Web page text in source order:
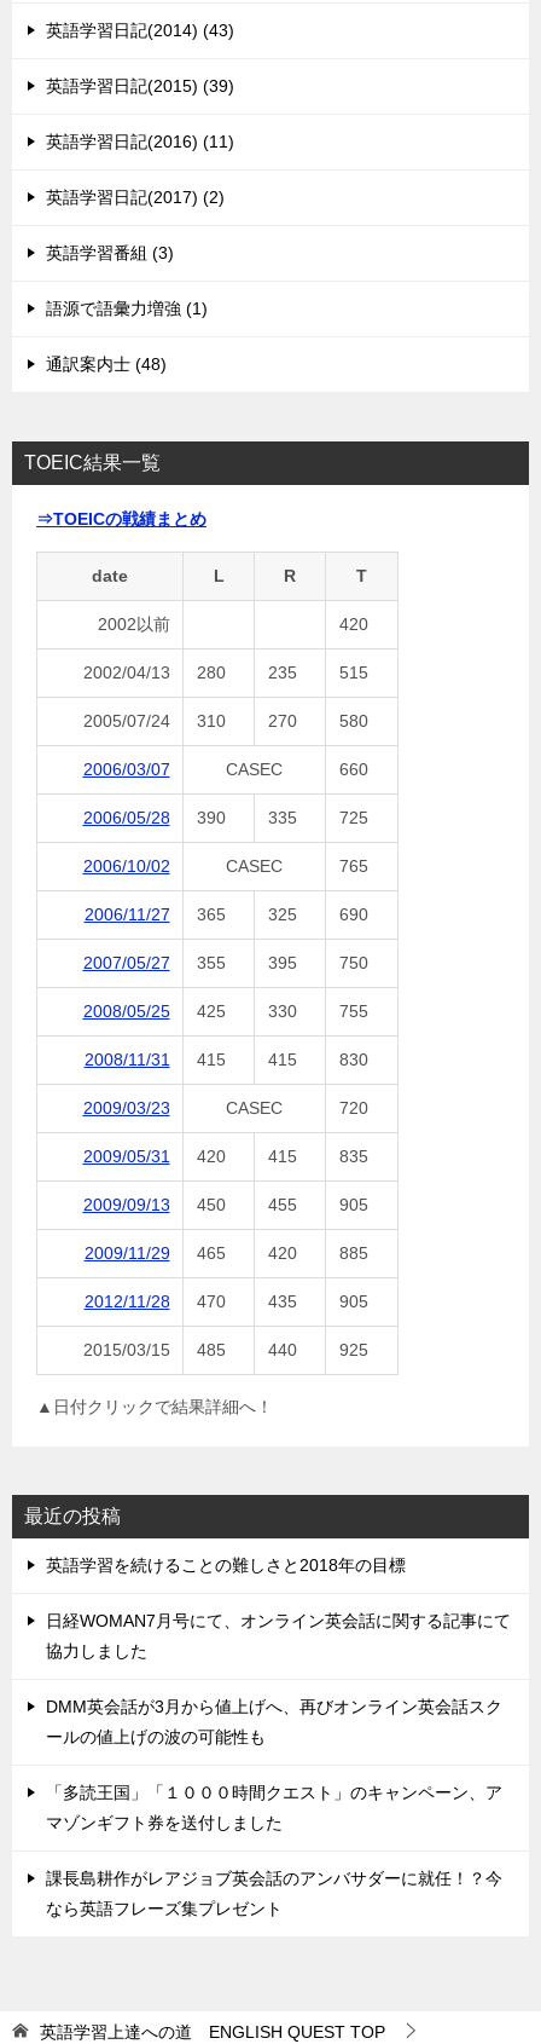
英語学習日記(2014) (43)
英語学習日記(2015) (39)
英語学習日記(2016) (11)
英語学習日記(2017) (2)
英語学習番組 (3)
語源で語彙力増強 (1)
通訳案内士 (48)
TOEIC結果一覧
⇒TOEICの戦績まとめ
date L R T
2002以前 420
2002/04/13 280 235 515
2005/07/24 310 270 580
2006/03/07 CASEC 660
2006/05/28 390 335 725
2006/10/02 CASEC 765
2006/11/27 365 325 690
2007/05/27 355 395 750
2008/05/25 425 330 755
2008/11/31 415 415 830
2009/03/23 CASEC 720
2009/05/31 420 415 835
2009/09/13 450 455 905
2009/11/29 465 420 885
2012/11/28 470 435 905
2015/03/15 485 440 925
▲日付クリックで結果詳細へ！
最近の投稿
英語学習を続けることの難しさと2018年の目標
日経WOMAN7月号にて、オンライン英会話に関する記事にて
協力しました
DMM英会話が3月から値上げへ、再びオンライン英会話スク
ールの値上げの波の可能性も
「多読王国」「１０００時間クエスト」のキャンペーン、ア
マゾンギフト券を送付しました
課長島耕作がレアジョブ英会話のアンバサダーに就任！？今
なら英語フレーズ集プレゼント
英語学習上達への道 ENGLISH QUEST TOP